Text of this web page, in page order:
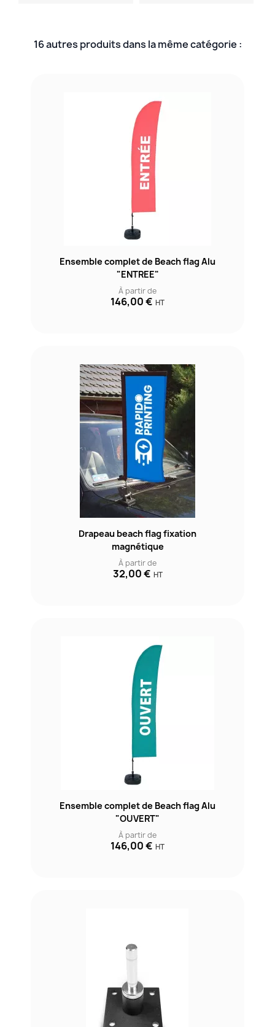
16 autres produits dans la même catégorie :
Ensemble complet de Beach flag Alu
"ENTREE"
À partir de
146,00 € HT
Drapeau beach flag fixation
magnétique
À partir de
32,00 € HT
Ensemble complet de Beach flag Alu
"OUVERT"
À partir de
146,00 € HT